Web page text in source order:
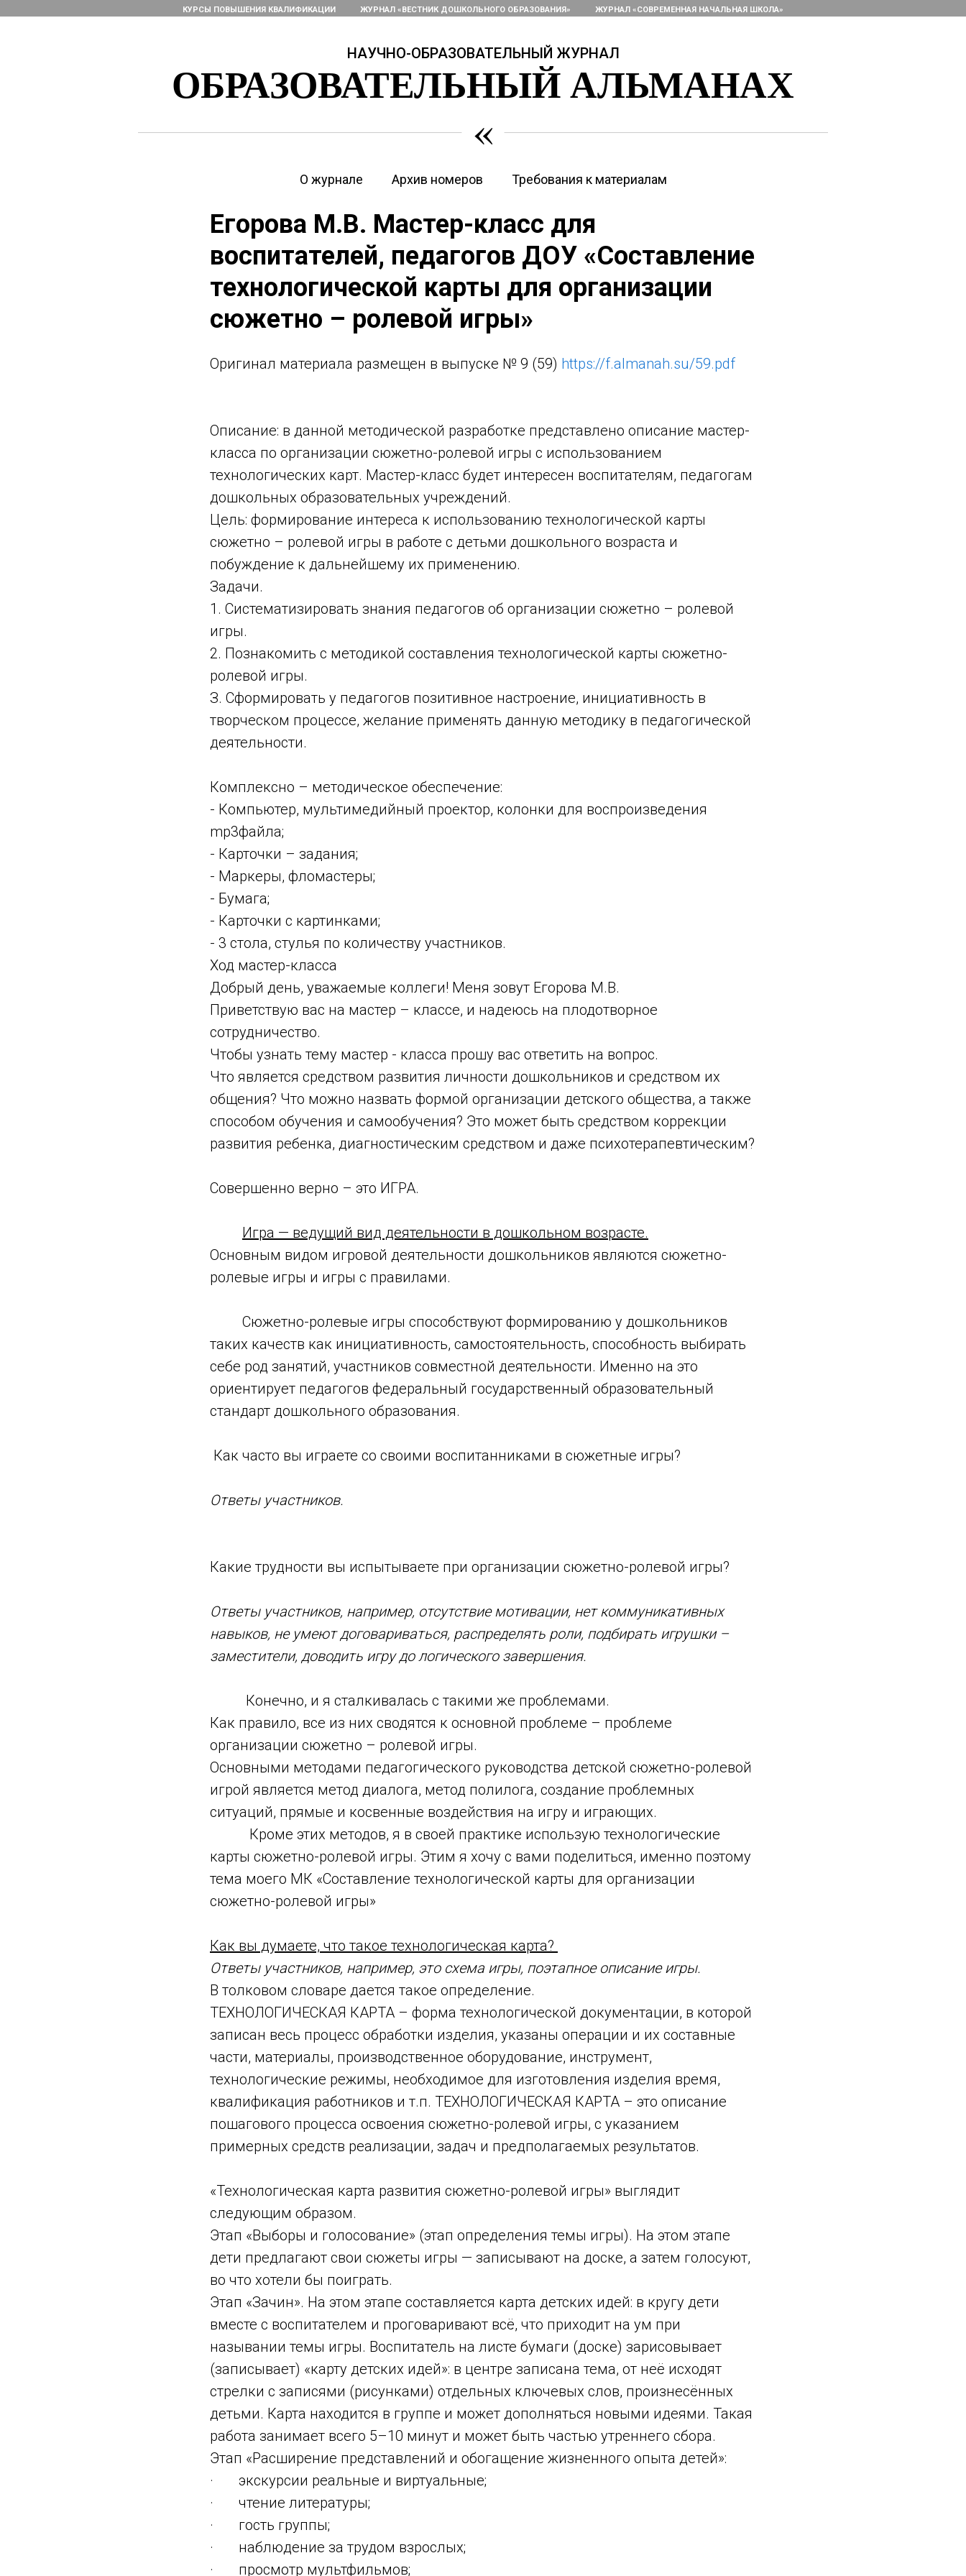
КУРСЫ ПОВЫШЕНИЯ КВАЛИФИКАЦИИ ЖУРНАЛ «ВЕСТНИК ДОШКОЛЬНОГО ОБРАЗОВАНИЯ» ЖУРНАЛ «СОВРЕМЕННАЯ НАЧАЛЬНАЯ ШКОЛА»
НАУЧНО-ОБРАЗОВАТЕЛЬНЫЙ ЖУРНАЛ
ОБРАЗОВАТЕЛЬНЫЙ АЛЬМАНАХ
«
О журнале Архив номеров Требования к материалам
Егорова М.В. Мастер-класс для
воспитателей, педагогов ДОУ «Составление
технологической карты для организации
сюжетно – ролевой игры»
Оригинaл материала размещен в выпуске № 9 (59) https://f.almanah.su/59.pdf
Описание: в данной методической разработке представлено описание мастер-
класса по организации сюжетно-ролевой игры с использованием
технологических карт. Мастер-класс будет интересен воспитателям, педагогам
дошкольных образовательных учреждений.
Цель: формирование интереса к использованию технологической карты
сюжетно – ролевой игры в работе с детьми дошкольного возраста и
побуждение к дальнейшему их применению.
Задачи.
1. Систематизировать знания педагогов об организации сюжетно – ролевой
игры.
2. Познакомить с методикой составления технологической карты сюжетно-
ролевой игры.
З. Сформировать у педагогов позитивное настроение, инициативность в
творческом процессе, желание применять данную методику в педагогической
деятельности.
Комплексно – методическое обеспечение:
- Компьютер, мультимедийный проектор, колонки для воспроизведения
mp3файла;
- Карточки – задания;
- Маркеры, фломастеры;
- Бумага;
- Карточки с картинками;
- 3 стола, стулья по количеству участников.
Ход мастер-класса
Добрый день, уважаемые коллеги! Меня зовут Егорова М.В.
Приветствую вас на мастер – классе, и надеюсь на плодотворное
сотрудничество.
Чтобы узнать тему мастер - класса прошу вас ответить на вопрос.
Что является средством развития личности дошкольников и средством их
общения? Что можно назвать формой организации детского общества, а также
способом обучения и самообучения? Это может быть средством коррекции
развития ребенка, диагностическим средством и даже психотерапевтическим?
Совершенно верно – это ИГРА.
Игра — ведущий вид деятельности в дошкольном возрасте.
Основным видом игровой деятельности дошкольников являются сюжетно-
ролевые игры и игры с правилами.
Сюжетно-ролевые игры способствуют формированию у дошкольников
таких качеств как инициативность, самостоятельность, способность выбирать
себе род занятий, участников совместной деятельности. Именно на это
ориентирует педагогов федеральный государственный образовательный
стандарт дошкольного образования.
Как часто вы играете со своими воспитанниками в сюжетные игры?
Ответы участников.
Какие трудности вы испытываете при организации сюжетно-ролевой игры?
Ответы участников, например, отсутствие мотивации, нет коммуникативных
навыков, не умеют договариваться, распределять роли, подбирать игрушки –
заместители, доводить игру до логического завершения.
Конечно, и я сталкивалась с такими же проблемами.
Как правило, все из них сводятся к основной проблеме – проблеме
организации сюжетно – ролевой игры.
Основными методами педагогического руководства детской сюжетно-ролевой
игрой является метод диалога, метод полилога, создание проблемных
ситуаций, прямые и косвенные воздействия на игру и играющих.
Кроме этих методов, я в своей практике использую технологические
карты сюжетно-ролевой игры. Этим я хочу с вами поделиться, именно поэтому
тема моего МК «Составление технологической карты для организации
сюжетно-ролевой игры»
Как вы думаете, что такое технологическая карта?
Ответы участников, например, это схема игры, поэтапное описание игры.
В толковом словаре дается такое определение.
ТЕХНОЛОГИЧЕСКАЯ КАРТА – форма технологической документации, в которой
записан весь процесс обработки изделия, указаны операции и их составные
части, материалы, производственное оборудование, инструмент,
технологические режимы, необходимое для изготовления изделия время,
квалификация работников и т.п. ТЕХНОЛОГИЧЕСКАЯ КАРТА – это описание
пошагового процесса освоения сюжетно-ролевой игры, с указанием
примерных средств реализации, задач и предполагаемых результатов.
«Технологическая карта развития сюжетно-ролевой игры» выглядит
следующим образом.
Этап «Выборы и голосование» (этап определения темы игры). На этом этапе
дети предлагают свои сюжеты игры — записывают на доске, а затем голосуют,
во что хотели бы поиграть.
Этап «Зачин». На этом этапе составляется карта детских идей: в кругу дети
вместе с воспитателем и проговаривают всё, что приходит на ум при
назывании темы игры. Воспитатель на листе бумаги (доске) зарисовывает
(записывает) «карту детских идей»: в центре записана тема, от неё исходят
стрелки с записями (рисунками) отдельных ключевых слов, произнесённых
детьми. Карта находится в группе и может дополняться новыми идеями. Такая
работа занимает всего 5–10 минут и может быть частью утреннего сбора.
Этап «Расширение представлений и обогащение жизненного опыта детей»:
· экскурсии реальные и виртуальные;
· чтение литературы;
· гость группы;
· наблюдение за трудом взрослых;
· просмотр мультфильмов;